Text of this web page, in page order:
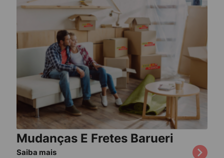
Mudanças E Fretes Barueri
Saiba mais